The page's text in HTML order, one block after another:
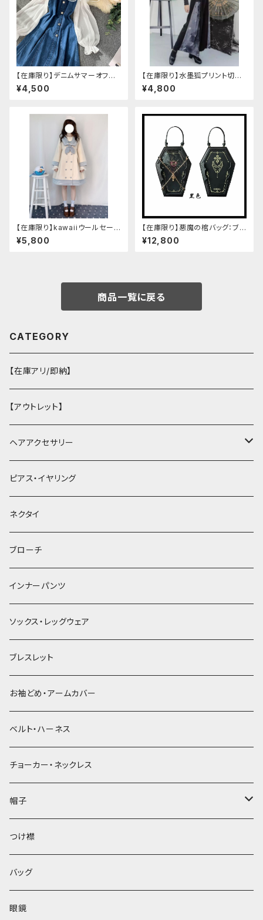
【在庫限り】デニムサマーオフシ
ョルダーワンピース（ミニ丈
¥4,500
【在庫限り】水墨狐プリント切替
サイドバックルワイドパンツ（Lサ
イズ
¥4,800
【在庫限り】kawaiiウールセーラ
ージャケット(胸元リボン付き) M
サイズ
¥5,800
【在庫限り】悪魔の棺バッグ：ブラ
ック
¥12,800
商品一覧に戻る
CATEGORY
【在庫アリ/即納】
【アウトレット】
ヘアアクセサリー
ヘアクリップ
ヘッドドレス・カチューシャ
ヘアゴム
簪
ピアス・イヤリング
ネクタイ
ブローチ
インナーパンツ
ソックス・レッグウェア
ブレスレット
お袖どめ・アームカバー
ベルト・ハーネス
チョーカー・ネックレス
帽子
ベレー帽
つけ襟
バッグ
眼鏡